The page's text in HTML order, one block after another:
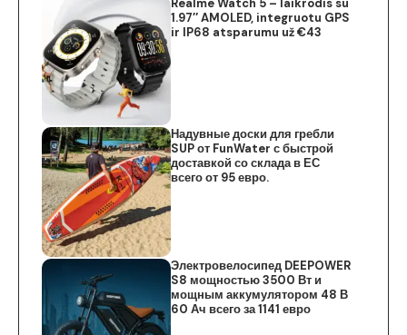
Realme Watch 5 – laikrodis su
1.97″ AMOLED, integruotu GPS
ir IP68 atsparumu už €43
Надувные доски для гребли
SUP от FunWater с быстрой
доставкой со склада в ЕС
всего от 95 евро.
Электровелосипед DEEPOWER
S8 мощностью 3500 Вт и
мощным аккумулятором 48 В
60 Ач всего за 1141 евро